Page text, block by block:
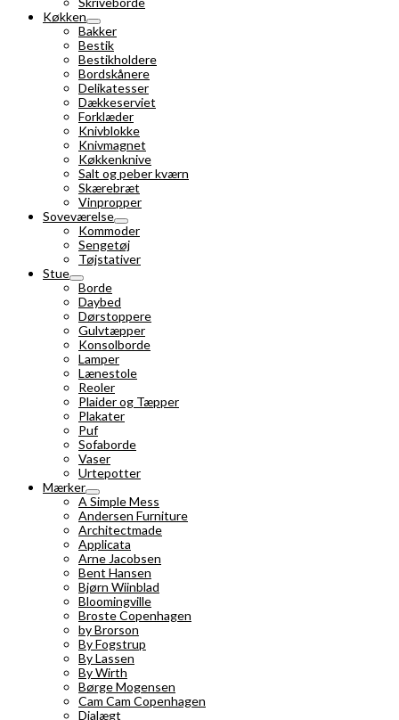
Køkken
Bakker
Bestik
Bestikholdere
Bordskånere
Delikatesser
Dækkeserviet
Forklæder
Knivblokke
Knivmagnet
Køkkenknive
Salt og peber kværn
Skærebræt
Vinpropper
Soveværelse
Kommoder
Sengetøj
Tøjstativer
Stue
Borde
Daybed
Dørstoppere
Gulvtæpper
Konsolborde
Lamper
Lænestole
Reoler
Plaider og Tæpper
Plakater
Puf
Sofaborde
Vaser
Urtepotter
Mærker
A Simple Mess
Andersen Furniture
Architectmade
Applicata
Arne Jacobsen
Bent Hansen
Bjørn Wiinblad
Bloomingville
Broste Copenhagen
by Brorson
By Fogstrup
By Lassen
By Wirth
Børge Mogensen
Cam Cam Copenhagen
Dialægt